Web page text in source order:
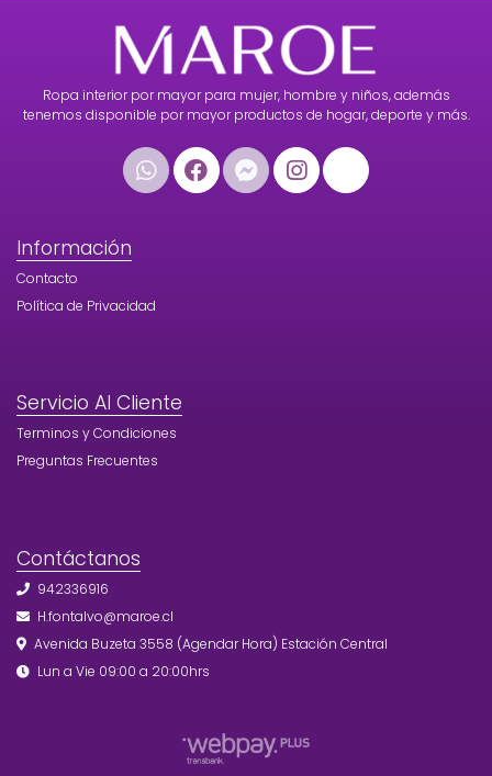
Ropa interior por mayor para mujer, hombre y niños, además
tenemos disponible por mayor productos de hogar, deporte y más.
Información
Contacto
Política de Privacidad
Servicio Al Cliente
Terminos y Condiciones
Preguntas Frecuentes
Contáctanos
942336916
H.fontalvo@maroe.cl
Avenida Buzeta 3558 (Agendar Hora) Estación Central
Lun a Vie 09:00 a 20:00hrs